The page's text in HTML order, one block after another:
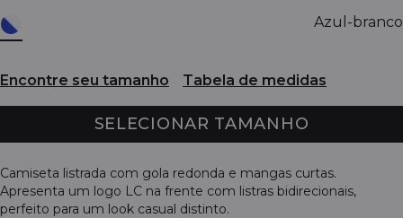
Azul-branco
Encontre seu tamanho Tabela de medidas
SELECIONAR TAMANHO
Camiseta listrada com gola redonda e mangas curtas.
Apresenta um logo LC na frente com listras bidirecionais,
perfeito para um look casual distinto.